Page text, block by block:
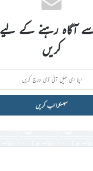
آگاہ رہنے کے
کریں